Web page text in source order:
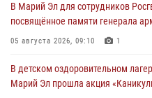
В Марий Эл для сотрудников
посвящённое памяти генерала
05 августа 2026, 09:10 1
В детском оздоровительном
Марий Эл прошла акция